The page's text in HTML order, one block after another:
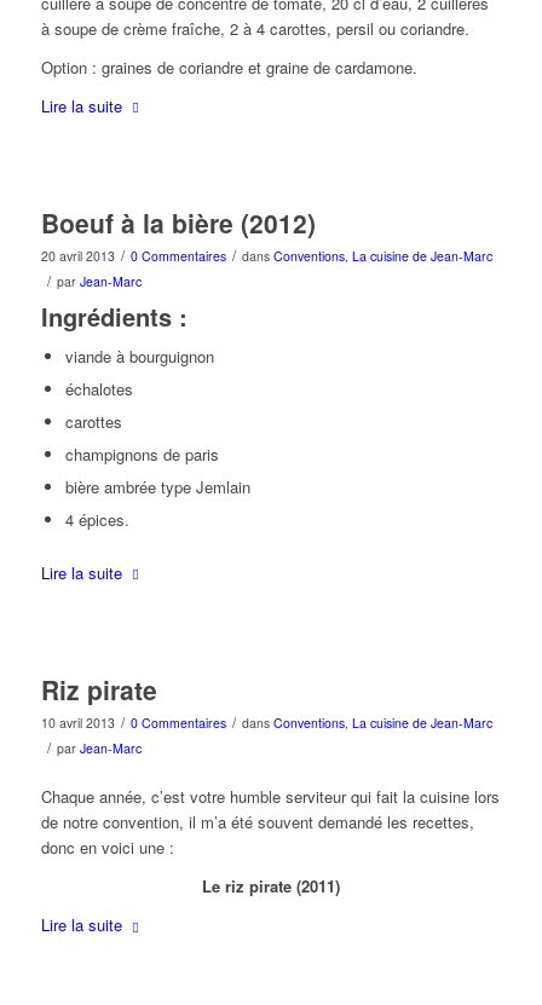
à soupe de crème fraîche, 2 à 4 carottes, persil ou coriandre.
Option : graines de coriandre et graine de cardamone.
Lire la suite
Boeuf à la bière (2012)
20 avril 2013 / 0 Commentaires / dans Conventions, La cuisine de Jean-Marc
/ par Jean-Marc
Ingrédients :
viande à bourguignon
échalotes
carottes
champignons de paris
bière ambrée type Jemlain
4 épices.
Lire la suite
Riz pirate
10 avril 2013 / 0 Commentaires / dans Conventions, La cuisine de Jean-Marc
/ par Jean-Marc
Chaque année, c’est votre humble serviteur qui fait la cuisine lors
de notre convention, il m’a été souvent demandé les recettes,
donc en voici une :
Le riz pirate (2011)
Lire la suite